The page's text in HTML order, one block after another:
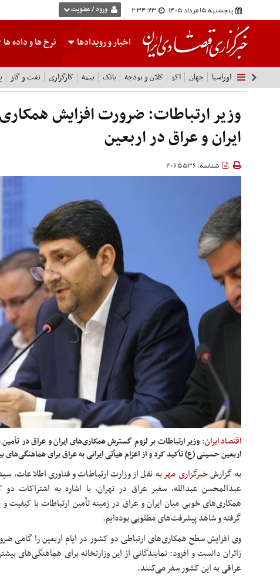
پنجشنبه 15 مرداد 1405 2:34:24 ورود / عضویت
اخبار و رویدادها نرخ هاو داده ها
اوراسیا جهان اکو کلان و بودجه بانک بیمه کارگزاری نفت و گاز
وزیر ارتباطات: ضرورت افزایش
ایران و عراق در اربعین
شناسه: 4065536
اقتصاد ایران: وزیر ارتباطات بر لزوم گسترش همکاری‌های ایران و عراق در تأمین
اربعین حسینی (ع) تأکید کرد و از اعزام هیأتی ایرانی به عراق برای هماهنگی‌های
به گزارشخبرگزاری مهربه نقل از وزارت ارتباطات و فناوری اطلاعات،
عبدالمحسن عبدالله، سفیر عراق در تهران، با اشاره به اشتراکات
همکاری‌های خوبی میان ایران و عراق در زمینه تأمین ارتباطات با کیفیت
گرفته و شاهد پیشرفت‌های مطلوبی بوده‌ایم.
وی افزایش سطح همکاری‌های ارتباطی دو کشور در ایام اربعین را گامی
زائران دانست و افزود: نمایندگانی از این وزارتخانه برای هماهنگی‌های
عراقی به این کشور سفر می‌کنند.